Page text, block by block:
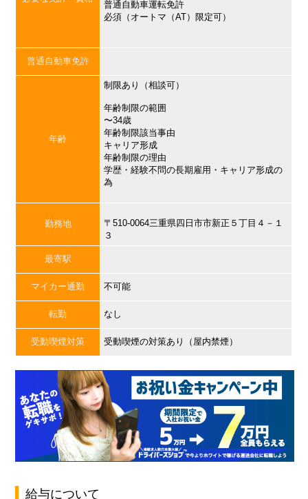
普通自動車運転免許
必須（オートマ（AT）限定可）
普通自動車免許
年齢
制限あり（相談可）
年齢制限の範囲
〜34歳
年齢制限該当事由
キャリア形成
年齢制限の理由
学歴・経験不問の長期雇用・キャリア形成の
為
勤務地
〒510-0064三重県四日市市新正５丁目４－１
３
最寄駅
マイカー通勤 不可能
転勤 なし
受動喫煙対策 受動喫煙の対策あり（屋内禁煙）
給与について